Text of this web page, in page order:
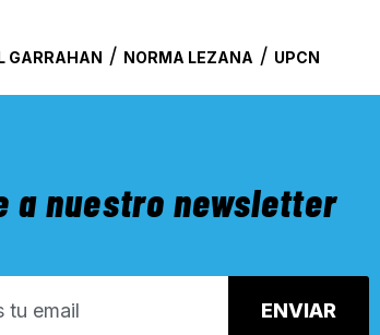
GARRAHAN / NORMA LEZANA / UPCN
a nuestro newsletter